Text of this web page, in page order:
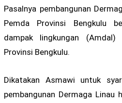
Pasalnya pembangunan
Pemda Provinsi Bengkulu
dampak lingkungan
Provinsi Bengkulu.
Dikatakan Asmawi untuk
pembangunan Dermaga Linau